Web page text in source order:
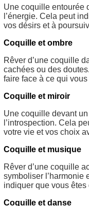
Une coquille entourée
l’énergie. Cela peut
vos désirs et à
Coquille et ombre
Rêver d’une coquille
cachées ou des
faire face à ce qui
Coquille et miroir
Une coquille devant
l’introspection. Cela
votre vie et vos choix
Coquille et musique
Rêver d’une coquille
symboliser l’harmonie
indiquer que vous
Coquille et danse